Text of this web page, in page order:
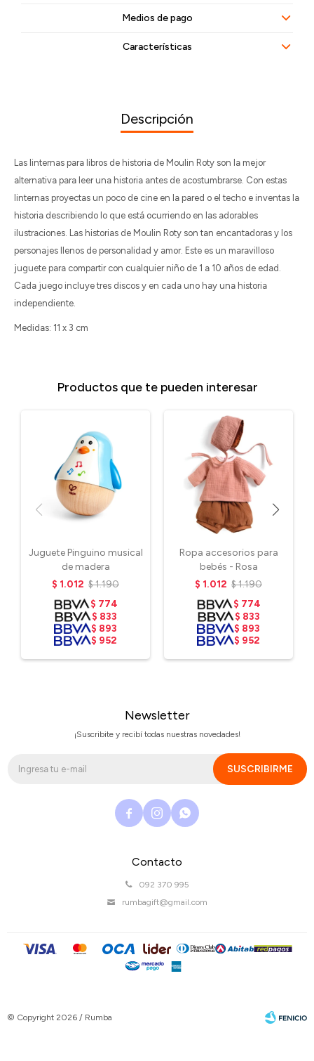
Medios de pago
Características
Descripción
Las linternas para libros de historia de Moulin Roty son la mejor
alternativa para leer una historia antes de acostumbrarse. Con estas
linternas proyectas un poco de cine en la pared o el techo e inventas la
historia describiendo lo que está ocurriendo en las adorables
ilustraciones. Las historias de Moulin Roty son tan encantadoras y los
personajes llenos de personalidad y amor. Este es un maravilloso
juguete para compartir con cualquier niño de 1 a 10 años de edad.
Cada juego incluye tres discos y en cada uno hay una historia
independiente.
Medidas: 11 x 3 cm
Productos que te pueden interesar
Juguete Pinguino musical
de madera
$ 1.012 $1.190
$ 774
$ 833
$ 893
$ 952
Ropa accesorios para
bebés - Rosa
$ 1.012 $1.190
$ 774
$ 833
$ 893
$ 952
Contacto
092 370 995
rumbagift@gmail.com
Newsletter
¡Suscribite y recibí todas nuestras novedades!
SUSCRIBIRME
  
© Copyright 2026 / Rumba